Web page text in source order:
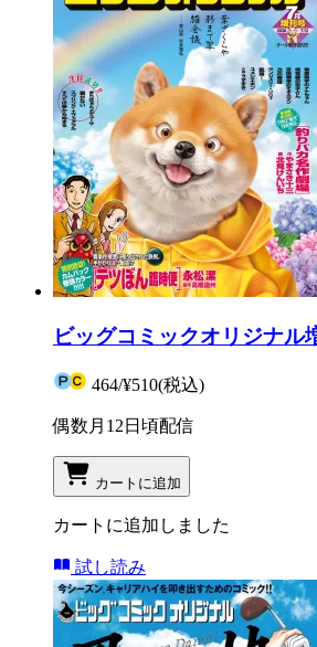
ビッグコミックオリジナル
464/¥510(税込)
偶数月12日頃配信
カートに追加
カートに追加しました
試し読み